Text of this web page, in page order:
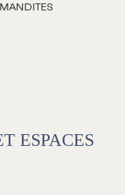
feu de
ESPACES